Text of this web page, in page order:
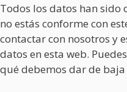
Todos los datos han sido
no estás conforme con
contactar con nosotros y
datos en esta web.
qué debemos dar de baja